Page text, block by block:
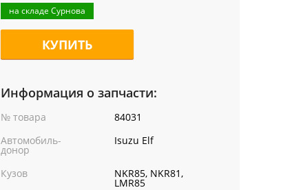
на складе Сурнова
КУПИТЬ
Информация о запчасти:
№ товара
84031
Автомобиль-
донор
Isuzu Elf
Кузов NKR85, NKR81,
LMR85